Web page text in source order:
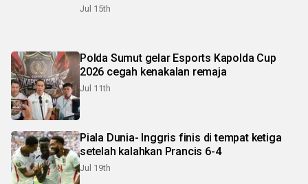
Jul 15th
Polda Sumut gelar Esports Kapolda Cup
2026 cegah kenakalan remaja
Jul 11th
Piala Dunia- Inggris finis di tempat ketiga
setelah kalahkan Prancis 6-4
Jul 19th